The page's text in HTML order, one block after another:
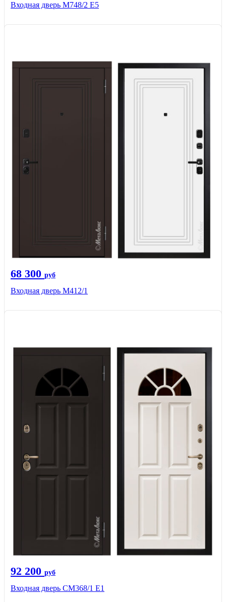
Входная дверь М748/2 Е5
68 300 руб
Входная дверь М412/1
92 200 руб
Входная дверь СМ368/1 Е1